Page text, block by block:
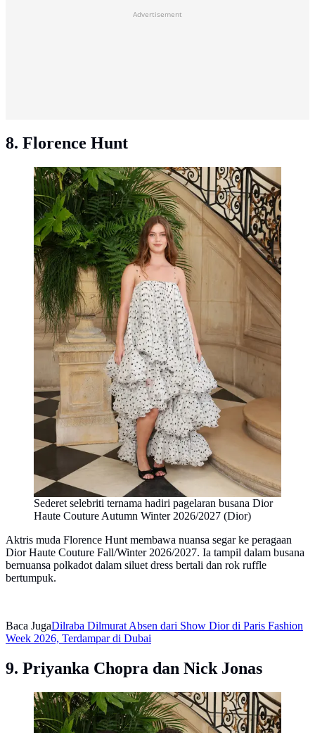
Advertisement
8. Florence Hunt
Sederet selebriti ternama hadiri pagelaran busana Dior
Haute Couture Autumn Winter 2026/2027 (Dior)
Aktris muda Florence Hunt membawa nuansa segar ke peragaan
Dior Haute Couture Fall/Winter 2026/2027. Ia tampil dalam busana
bernuansa polkadot dalam siluet dress bertali dan rok ruffle
bertumpuk.
Baca JugaDilraba Dilmurat Absen dari Show Dior di Paris Fashion
Week 2026, Terdampar di Dubai
9. Priyanka Chopra dan Nick Jonas